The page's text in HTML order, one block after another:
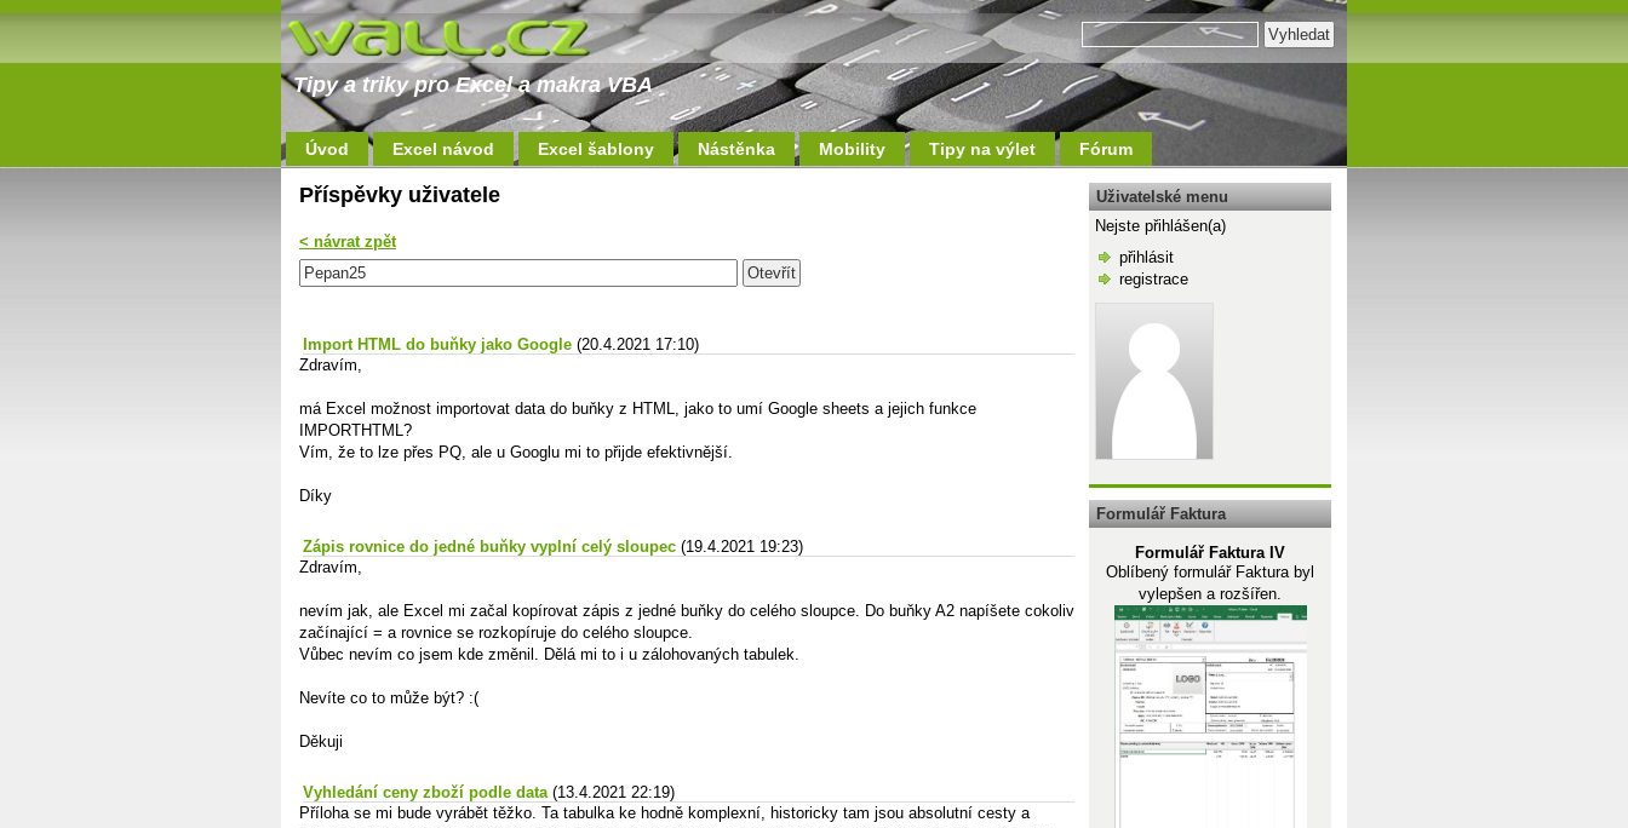
Tipy a triky pro Excel a makra VBA
Úvod Excel návod Excel šablony Nástěnka Mobility Tipy na výlet Fórum
Příspěvky uživatele
< návrat zpět
Import HTML do buňky jako Google (20.4.2021 17:10)
Zdravím,
má Excel možnost importovat data do buňky z HTML, jako to umí Google sheets a jejich funkce
IMPORTHTML?
Vím, že to lze přes PQ, ale u Googlu mi to přijde efektivnější.
Díky
Zápis rovnice do jedné buňky vyplní celý sloupec (19.4.2021 19:23)
Zdravím,
nevím jak, ale Excel mi začal kopírovat zápis z jedné buňky do celého sloupce. Do buňky A2 napíšete cokoliv
začínající = a rovnice se rozkopíruje do celého sloupce.
Vůbec nevím co jsem kde změnil. Dělá mi to i u zálohovaných tabulek.
Nevíte co to může být? :(
Děkuji
Vyhledání ceny zboží podle data (13.4.2021 22:19)
Příloha se mi bude vyrábět těžko. Ta tabulka ke hodně komplexní, historicky tam jsou absolutní cesty a
Uživatelské menu
Nejste přihlášen(a)
přihlásit
registrace
Formulář Faktura
Formulář Faktura IV
Oblíbený formulář Faktura byl
vylepšen a rozšířen.